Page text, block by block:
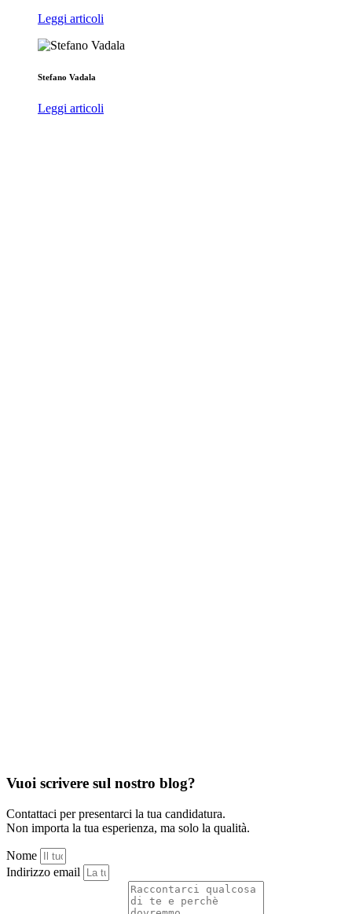
Leggi articoli
Stefano Vadala
Leggi articoli
Vuoi scrivere sul nostro blog?
Contattaci per presentarci la tua candidatura.
Non importa la tua esperienza, ma solo la qualità.
Nome
Indirizzo email